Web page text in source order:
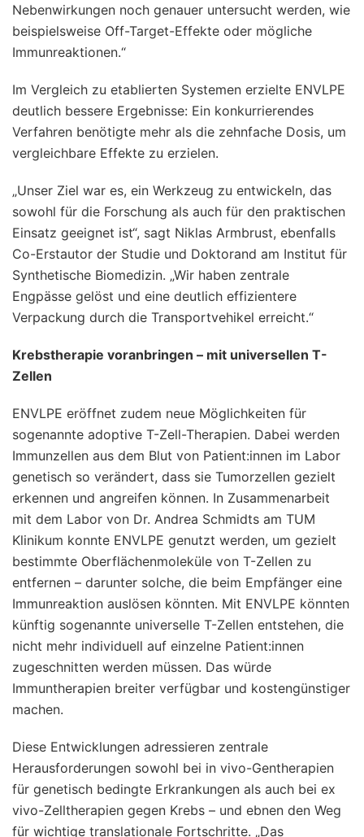
Nebenwirkungen noch genauer untersucht werden, wie
beispielsweise Off-Target-Effekte oder mögliche
Immunreaktionen.“
Im Vergleich zu etablierten Systemen erzielte ENVLPE
deutlich bessere Ergebnisse: Ein konkurrierendes
Verfahren benötigte mehr als die zehnfache Dosis, um
vergleichbare Effekte zu erzielen.
„Unser Ziel war es, ein Werkzeug zu entwickeln, das
sowohl für die Forschung als auch für den praktischen
Einsatz geeignet ist“, sagt Niklas Armbrust, ebenfalls
Co-Erstautor der Studie und Doktorand am Institut für
Synthetische Biomedizin. „Wir haben zentrale
Engpässe gelöst und eine deutlich effizientere
Verpackung durch die Transportvehikel erreicht.“
Krebstherapie voranbringen – mit universellen T-
Zellen
ENVLPE eröffnet zudem neue Möglichkeiten für
sogenannte adoptive T-Zell-Therapien. Dabei werden
Immunzellen aus dem Blut von Patient:innen im Labor
genetisch so verändert, dass sie Tumorzellen gezielt
erkennen und angreifen können. In Zusammenarbeit
mit dem Labor von Dr. Andrea Schmidts am TUM
Klinikum konnte ENVLPE genutzt werden, um gezielt
bestimmte Oberflächenmoleküle von T-Zellen zu
entfernen – darunter solche, die beim Empfänger eine
Immunreaktion auslösen könnten. Mit ENVLPE könnten
künftig sogenannte universelle T-Zellen entstehen, die
nicht mehr individuell auf einzelne Patient:innen
zugeschnitten werden müssen. Das würde
Immuntherapien breiter verfügbar und kostengünstiger
machen.
Diese Entwicklungen adressieren zentrale
Herausforderungen sowohl bei in vivo-Gentherapien
für genetisch bedingte Erkrankungen als auch bei ex
vivo-Zelltherapien gegen Krebs – und ebnen den Weg
für wichtige translationale Fortschritte. „Das